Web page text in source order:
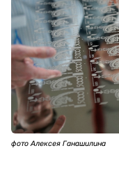
фото Алексея Ганашилина